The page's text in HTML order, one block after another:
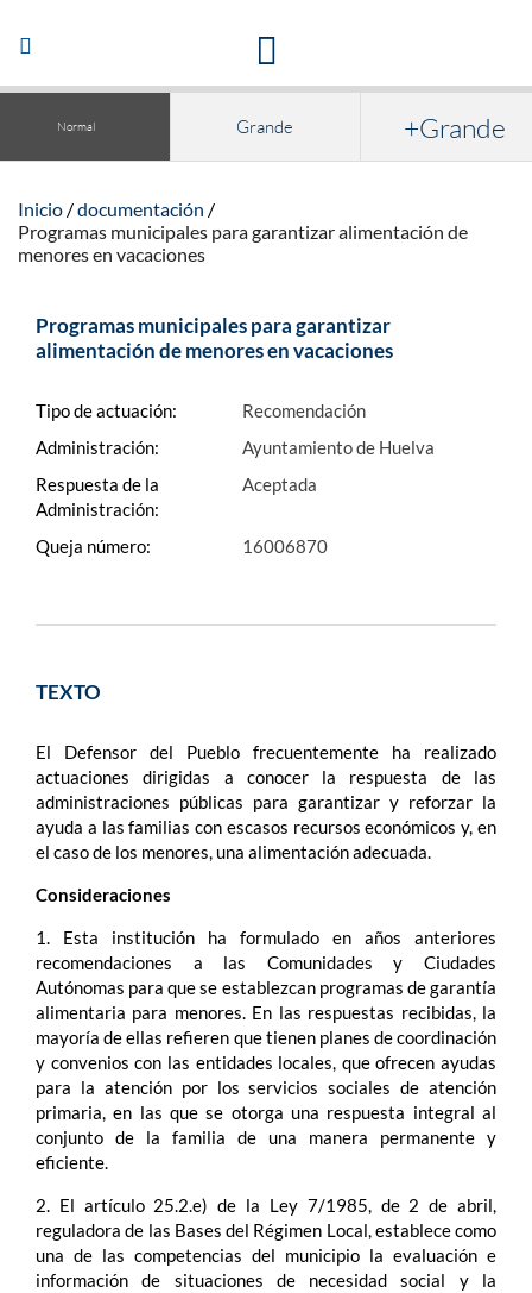
Abrir/Cerrar
navegación
Normal Grande +Grande
Inicio
documentación
Programas municipales para garantizaralimentación de
menores en vacaciones
Programas municipales para garantizar
alimentación de menores en vacaciones
Tipo de actuación:
Recomendación
Administración:
Ayuntamiento de Huelva
Respuesta de la
Administración:
Aceptada
Queja número: 16006870
TEXTO
El Defensor del Pueblo frecuentemente ha realizado
actuaciones dirigidas a conocer la respuesta de las
administraciones públicas para garantizar y reforzar la
ayuda a las familias con escasos recursos económicos y, en
el caso de los menores, una alimentación adecuada.
Consideraciones
1. Esta institución ha formulado en años anteriores
recomendaciones a las Comunidades y Ciudades
Autónomas para que se establezcan programas de garantía
alimentaria para menores. En las respuestas recibidas, la
mayoría de ellas refieren que tienen planes de coordinación
y convenios con las entidades locales, que ofrecen ayudas
para la atención por los servicios sociales de atención
primaria, en las que se otorga una respuesta integral al
conjunto de la familia de una manera permanente y
eficiente.
2. El artículo 25.2.e) de la Ley 7/1985, de 2 de abril,
reguladora de las Bases del Régimen Local, establece como
una de las competencias del municipio la evaluación e
información de situaciones de necesidad social y la